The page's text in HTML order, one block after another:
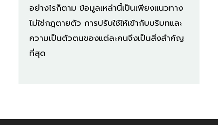
อย่างไรก็ตาม ข้อมูลเหล่านี้เป็นเพียงแนวทาง
ไม่ใช่กฎตายตัว การปรับใช้ให้เข้ากับบริบทและ
ความเป็นตัวตนของแต่ละคนจึงเป็นสิ่งสำคัญ
ที่สุด